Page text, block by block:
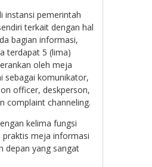
instansi pemerintah
terkait dengan hal
bagian informasi,
terdapat 5 (lima)
oleh meja
sebagai komunikator,
officer, deskperson,
complaint channeling.
kelima fungsi
meja informasi
depan yang sangat